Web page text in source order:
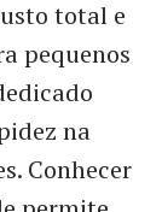
total e
pequenos
na
Conhecer